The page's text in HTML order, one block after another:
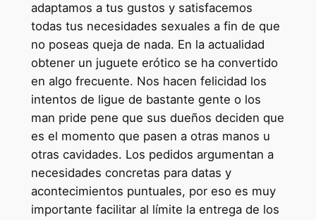
adaptamos a tus gustos y satisfacemos
todas tus necesidades sexuales a fin de que
no poseas queja de nada. En la actualidad
obtener un juguete erótico se ha convertido
en algo frecuente. Nos hacen felicidad los
intentos de ligue de bastante gente o los
man pride pene que sus dueños deciden que
es el momento que pasen a otras manos u
otras cavidades. Los pedidos argumentan a
necesidades concretas para datas y
acontecimientos puntuales, por eso es muy
importante facilitar al límite la entrega de los